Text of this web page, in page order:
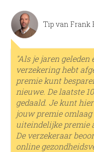
Tip van Frank
"Als je jaren
verzekering hebt
premie kunt
nieuwe. De laatste
gedaald. Je kunt
jouw premie
uiteindelijke premie
De verzekeraar
online